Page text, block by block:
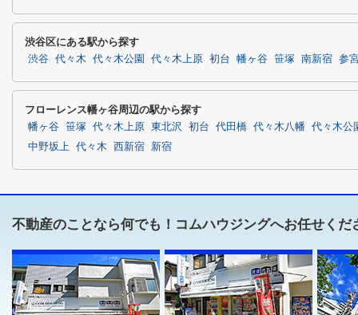
渋谷区にある駅から探す
渋谷 代々木 代々木公園 代々木上原 初台 幡ヶ谷 笹塚 南新宿 参
フローレンス幡ヶ谷周辺の駅から探す
幡ヶ谷 笹塚 代々木上原 東北沢 初台 代田橋 代々木八幡
代々木公
中野坂上 代々木 西新宿 新宿
不動産のことなら何でも！コムハウジングへお任せくだ